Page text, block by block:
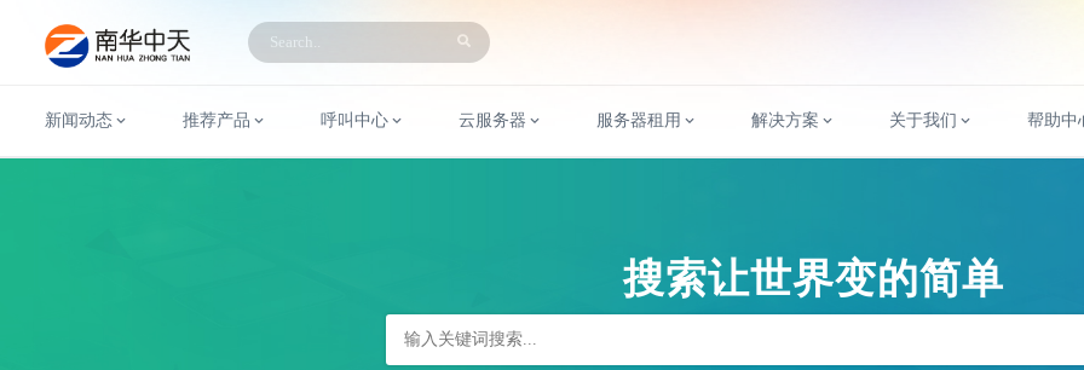
新闻动态 推荐产品 呼叫中心 云服务器 服务器租用 解决方案 关于我们 帮助中
搜索让世界变的简单